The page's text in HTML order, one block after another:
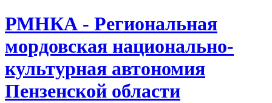
РМНКА - Региональная
мордовская национально-
культурная автономия
Пензенской области